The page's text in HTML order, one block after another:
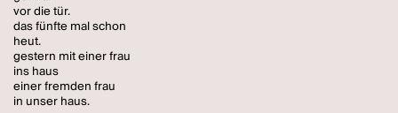
vor die tür.
das fünfte mal schon
heut.
gestern mit einer frau
ins haus
einer fremden frau
in unser haus.